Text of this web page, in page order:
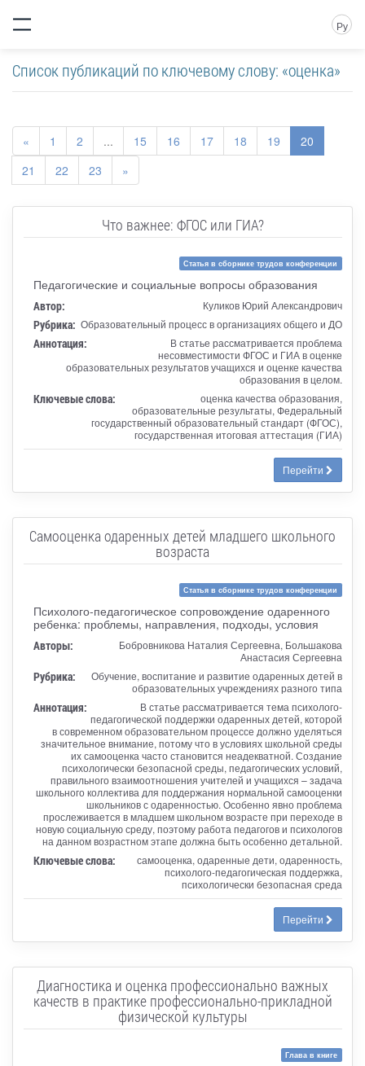
Ру
Список публикаций по ключевому слову: «оценка»
« 1 2 ... 15 16 17 18 19
20
21
22 23 »
Что важнее: ФГОС или ГИА?
Статья в сборнике трудов конференции
Педагогические и социальные вопросы образования
Автор: Куликов Юрий Александрович
Рубрика: Образовательный процесс в организациях общего и ДО
Аннотация:
В статье рассматривается проблема
несовместимости ФГОС и ГИА в оценке
образовательных результатов учащихся и оценке качества
образования в целом.
Ключевые слова:
оценка качества образования,
образовательные результаты, Федеральный
государственный образовательный стандарт (ФГОС),
государственная итоговая аттестация (ГИА)
Перейти
Самооценка одаренных детей младшего школьного
возраста
Статья в сборнике трудов конференции
Психолого-педагогическое сопровождение одаренного
ребенка: проблемы, направления, подходы, условия
Авторы:
Бобровникова Наталия Сергеевна, Большакова
Анастасия Сергеевна
Рубрика:
Обучение, воспитание и развитие одаренных детей в
образовательных учреждениях разного типа
Аннотация:
В статье рассматривается тема психолого-
педагогической поддержки одаренных детей, которой
в современном образовательном процессе должно уделяться
значительное внимание, потому что в условиях школьной среды
их самооценка часто становится неадекватной. Создание
психологически безопасной среды, педагогических условий,
правильного взаимоотношения учителей и учащихся – задача
школьного коллектива для поддержания нормальной самооценки
школьников с одаренностью. Особенно явно проблема
прослеживается в младшем школьном возрасте при переходе в
новую социальную среду, поэтому работа педагогов и психологов
на данном возрастном этапе должна быть особенно детальной.
Ключевые слова:
самооценка, одаренные дети, одаренность,
психолого-педагогическая поддержка,
психологически безопасная среда
Перейти
Диагностика и оценка профессионально важных
качеств в практике профессионально-прикладной
физической культуры
Глава в книге